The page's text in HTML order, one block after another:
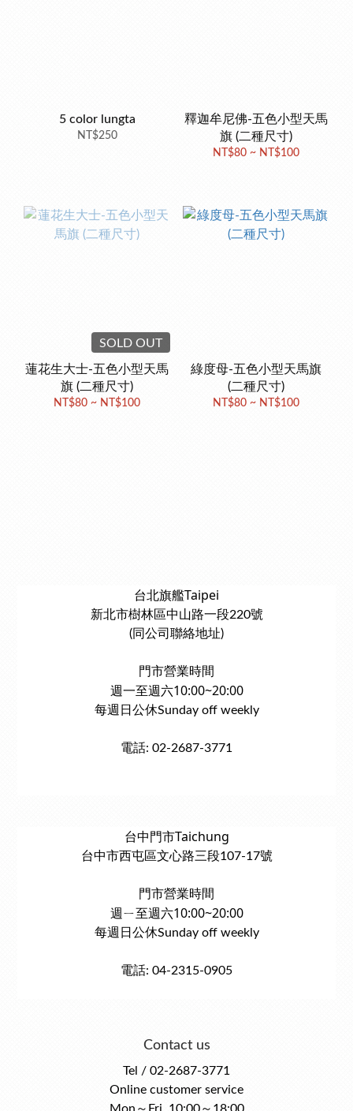
5 color lungta
NT$250
釋迦牟尼佛-五色小型天馬
旗 (二種尺寸)
NT$80 ~ NT$100
SOLD OUT
蓮花生大士-五色小型天馬
旗 (二種尺寸)
NT$80 ~ NT$100
綠度母-五色小型天馬旗
(二種尺寸)
NT$80 ~ NT$100
台北旗艦Taipei
新北市樹林區中山路一段220號
(同公司聯絡地址)
門市營業時間
週一至週六10:00~20:00
每週日公休Sunday off weekly
電話: 02-2687-3771
台中門市Taichung
台中市西屯區文心路三段107-17號
門市營業時間
週ㄧ至週六10:00~20:00
每週日公休Sunday off weekly
電話: 04-2315-0905
Contact us
Tel / 02-2687-3771
Online customer service